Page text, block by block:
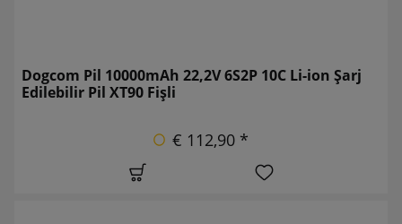
Dogcom Pil 10000mAh 22,2V 6S2P 10C Li-ion Şarj
Edilebilir Pil XT90 Fişli
€ 112,90 *